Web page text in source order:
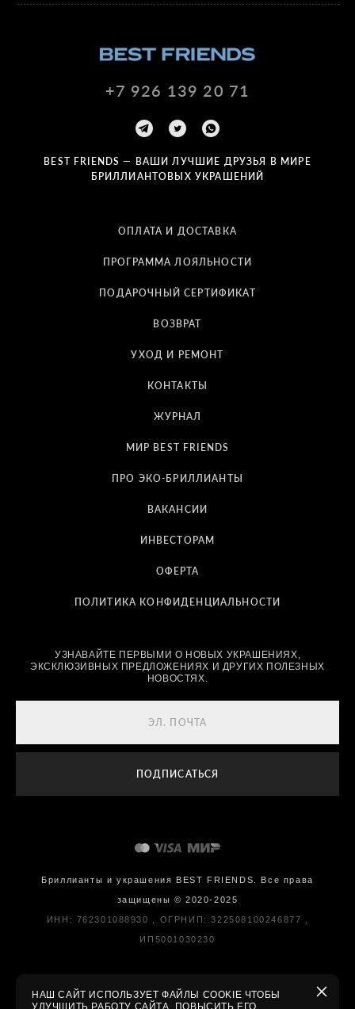
+7 926 139 20 71
BEST FRIENDS — ВАШИ ЛУЧШИЕ ДРУЗЬЯ В МИРЕ
БРИЛЛИАНТОВЫХ УКРАШЕНИЙ
ОПЛАТА И ДОСТАВКА
ПРОГРАММА ЛОЯЛЬНОСТИ
ПОДАРОЧНЫЙ СЕРТИФИКАТ
ВОЗВРАТ
УХОД И РЕМОНТ
КОНТАКТЫ
ЖУРНАЛ
МИР BEST FRIENDS
ПРО ЭКО-БРИЛЛИАНТЫ
ВАКАНСИИ
ИНВЕСТОРАМ
ОФЕРТА
ПОЛИТИКА КОНФИДЕНЦИАЛЬНОСТИ
УЗНАВАЙТЕ ПЕРВЫМИ О НОВЫХ УКРАШЕНИЯХ,
ЭКСКЛЮЗИВНЫХ ПРЕДЛОЖЕНИЯХ И ДРУГИХ ПОЛЕЗНЫХ
НОВОСТЯХ.
ПОДПИСАТЬСЯ
Бриллианты и украшения BEST FRIENDS. Все права
защищены © 2020-2025
ИНН: 762301088930 , ОГРНИП: 322508100246877 ,
ИП5001030230
БЛАГОТВОРИТЕЛЬНОСТЬ
НАШ САЙТ ИСПОЛЬЗУЕТ ФАЙЛЫ COOKIE ЧТОБЫ
УЛУЧШИТЬ РАБОТУ САЙТА, ПОВЫСИТЬ ЕГО